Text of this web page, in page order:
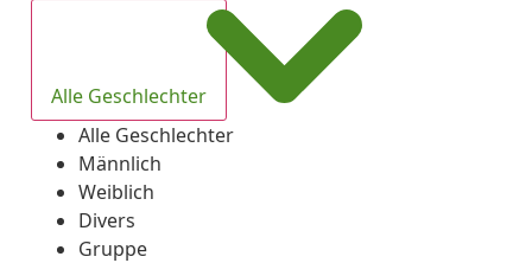
Alle Geschlechter
Alle Geschlechter
Männlich
Weiblich
Divers
Gruppe